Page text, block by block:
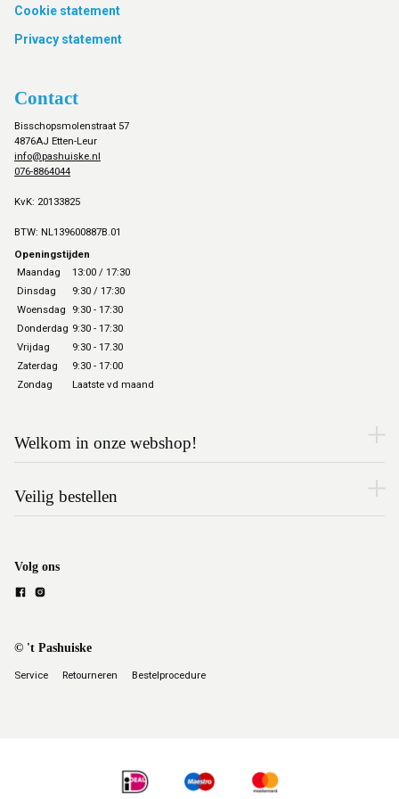
Cookie statement
Privacy statement
Contact
Bisschopsmolenstraat 57
4876AJ Etten-Leur
info@pashuiske.nl
076-8864044
KvK: 20133825
BTW: NL139600887B.01
Openingstijden
Maandag
13:00 / 17:30
Dinsdag
9:30 / 17:30
Woensdag
9:30 - 17:30
Donderdag 9:30 - 17:30
Vrijdag
9:30 - 17.30
Zaterdag
9:30 - 17:00
Zondag
Laatste vd maand
Welkom in onze webshop!
Veilig bestellen
Volg ons
© 't Pashuiske
Service Retourneren Bestelprocedure